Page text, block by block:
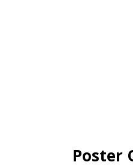
Poster